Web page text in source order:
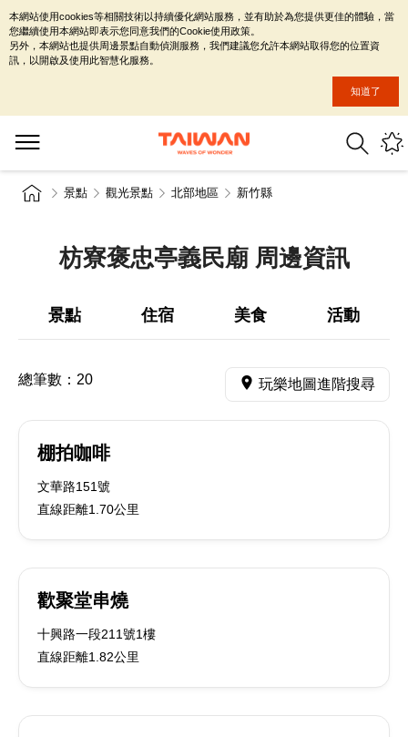
景點 觀光景點 北部地區 新竹縣
枋寮褒忠亭義民廟 周邊資訊
景點 住宿 美食 活動
總筆數： 20 玩樂地圖進階搜尋
棚拍咖啡
文華路151號
直線距離1.70公里
歡聚堂串燒
十興路一段211號1樓
直線距離1.82公里
本網站使用cookies等相關技術以持續優化網站服務，並有助於為您提供更佳的體驗，當
您繼續使用本網站即表示您同意我們的Cookie使用政策。
另外，本網站也提供周邊景點自動偵測服務，我們建議您允許本網站取得您的位置資
訊，以開啟及使用此智慧化服務。
知道了